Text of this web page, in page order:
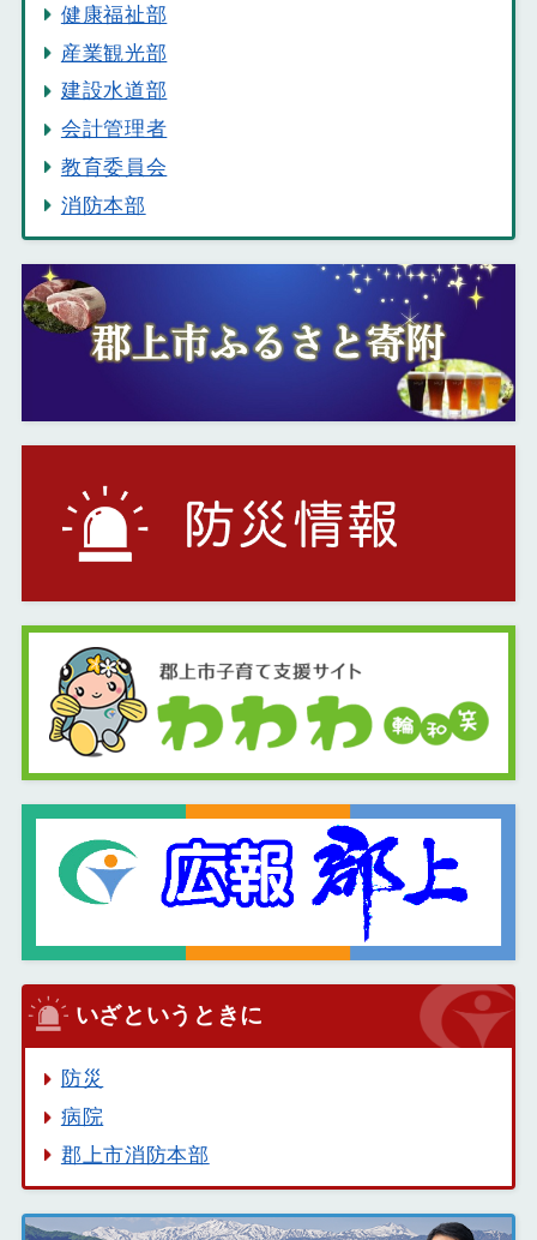
健康福祉部
産業観光部
建設水道部
会計管理者
教育委員会
消防本部
いざというときに
防災
病院
郡上市消防本部